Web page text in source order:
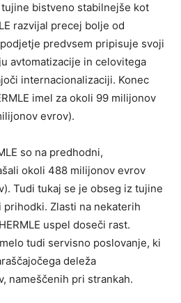
bistveno stabilnejše kot
razvijal precej bolje od
predvsem pripisuje svoji
avtomatizacije in celovitega
internacionalizaciji. Konec
imel za okoli 99 milijonov
evrov).
so na predhodni,
okoli 488 milijonov evrov
Tudi tukaj se je obseg iz tujine
Zlasti na nekaterih
uspel doseči rast.
tudi servisno poslovanje, ki
deleža
nameščenih pri strankah.